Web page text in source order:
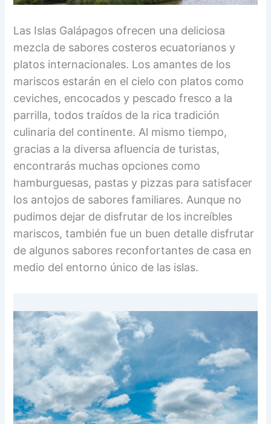
Las Islas Galápagos ofrecen una deliciosa
mezcla de sabores costeros ecuatorianos y
platos internacionales. Los amantes de los
mariscos estarán en el cielo con platos como
ceviches, encocados y pescado fresco a la
parrilla, todos traídos de la rica tradición
culinaria del continente. Al mismo tiempo,
gracias a la diversa afluencia de turistas,
encontrarás muchas opciones como
hamburguesas, pastas y pizzas para satisfacer
los antojos de sabores familiares. Aunque no
pudimos dejar de disfrutar de los increíbles
mariscos, también fue un buen detalle disfrutar
de algunos sabores reconfortantes de casa en
medio del entorno único de las islas.